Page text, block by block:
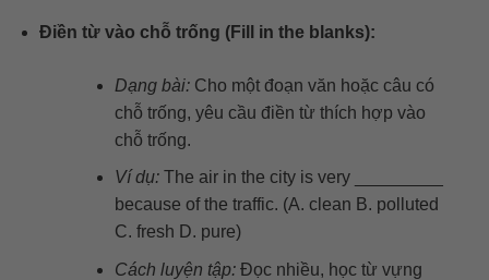
Điền từ vào chỗ trống (Fill in the blanks):
Dạng bài:Cho một đoạn văn hoặc câu có
chỗ trống, yêu cầu điền từ thích hợp vào
chỗ trống.
Ví dụ:The air in the city is very _________
because of the traffic. (A. clean B. polluted
C. fresh D. pure)
Cách luyện tập:Đọc nhiều, học từ vựng